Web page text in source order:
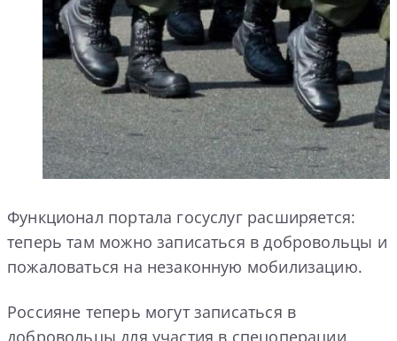
Функционал портала госуслуг расширяется:
теперь там можно записаться в добровольцы и
пожаловаться на незаконную мобилизацию.
Россияне теперь могут записаться в
добровольцы для участия в спецоперации